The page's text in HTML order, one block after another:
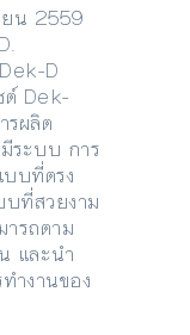
น 2559
D
Dek-
รผลิต
มีระบบ การ
บที่ตรง
ที่สวยงาม
รถตาม
และนำ
ำงานของ